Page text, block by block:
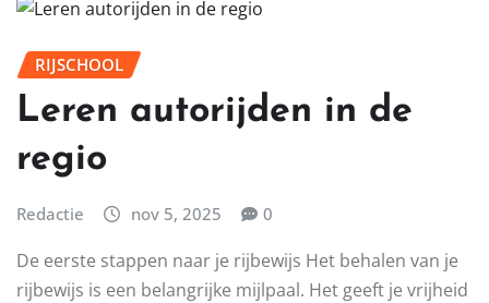
RIJSCHOOL
Leren autorijden in de
regio
Redactie nov 5, 2025 0
De eerste stappen naar je rijbewijs Het behalen van je
rijbewijs is een belangrijke mijlpaal. Het geeft je vrijheid